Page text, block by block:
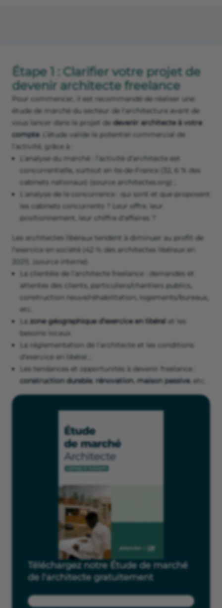
Étape 1 : Clarifier votre projet de
devenir architecte freelance
Pour commencer, il est recommandé de réaliser une
étude de marché du secteur de l'architecture avant de
vous lancer dans le projet de devenir architecte à votre
compte. L’étude valide le potentiel commercial de
l’activité, grâce à :
L’analyse du marché : l’activité d’architecte est
concurrentielle, surtout en Ile-de-France (32, 6 % des
cabinets nationaux) (source architectes.org) ;
L'analyse de la concurrence : qui sont et que proposent
les cabinets concurrents ? Leur offre, leur
positionnement, leur chiffre d’affaires ?
Les architectes libéraux tendent à diminuer au profit de
l’exercice en société (42 % des architectes libéraux en
2021). (source interne).
La clientèle de l’architecte freelance : demandes et
attentes des clients, particuliers/chantiers publics,
construction neuve/réhabilitation, logements/bureaux,
etc.
La zone géographique d’exercice en libéral et les
besoins locaux.
La réglementation de l’architecte et les conditions
d’exercice en libéral ;
Les tendances et opportunités à devenir freelance :
construction durable, rénovation, maison passive, etc.
Téléchargez notre Étude de marché
de l'architecte gratuitement